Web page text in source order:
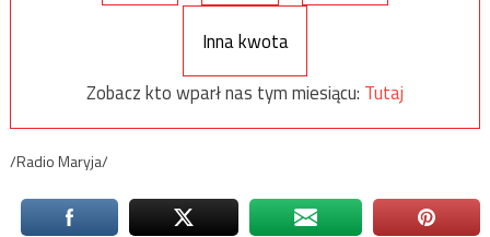
Inna kwota
Zobacz kto wparł nas tym miesiącu: Tutaj
/Radio Maryja/